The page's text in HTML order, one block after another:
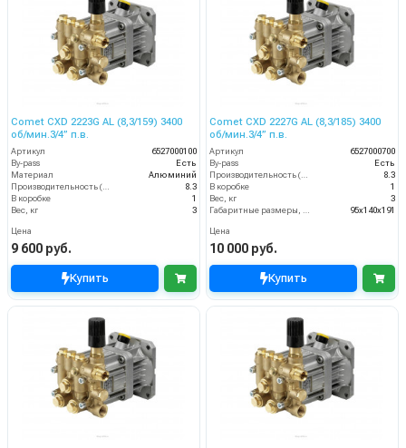
Comet CXD 2223G AL (8,3/159) 3400
об/мин.3/4” п.в.
Артикул
6527000100
By-pass
Есть
Материал
Алюминий
8.3
В коробке
1
Вес, кг
3
Цена
9 600 руб.
Купить
Comet CXD 2227G AL (8,3/185) 3400
об/мин.3/4” п.в.
Артикул
6527000700
By-pass
Есть
8.3
В коробке
1
Вес, кг
3
95x140x191
Цена
10 000 руб.
Купить